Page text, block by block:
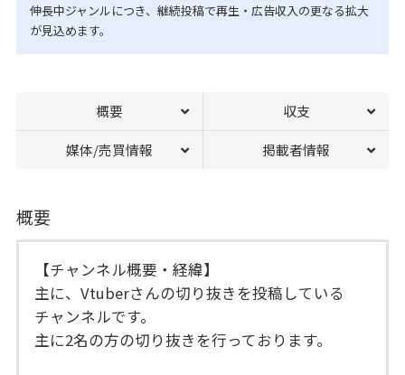
伸長中ジャンルにつき、継続投稿で再生・広告収入の更なる拡大
が見込めます。
概要 収支
媒体/売買情報 掲載者情報
概要
【チャンネル概要・経緯】
主に、Vtuberさんの切り抜きを投稿している
チャンネルです。
主に2名の方の切り抜きを行っております。